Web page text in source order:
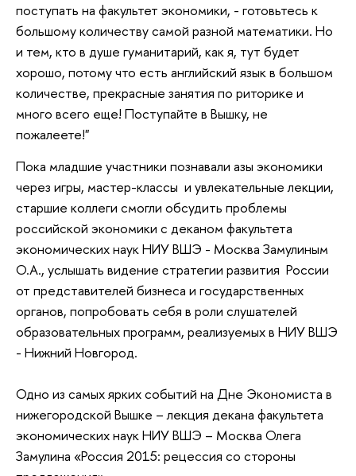
поступать на факультет экономики, - готовьтесь к
большому количеству самой разной математики. Но
и тем, кто в душе гуманитарий, как я, тут будет
хорошо, потому что есть английский язык в большом
количестве, прекрасные занятия по риторике и
много всего еще! Поступайте в Вышку, не
пожалеете!"
Пока младшие участники познавали азы экономики
через игры, мастер-классы и увлекательные лекции,
старшие коллеги смогли обсудить проблемы
российской экономики с деканом факультета
экономических наук НИУ ВШЭ - Москва Замулиным
О.А., услышать видение стратегии развития России
от представителей бизнеса и государственных
органов, попробовать себя в роли слушателей
образовательных программ, реализуемых в НИУ ВШЭ
- Нижний Новгород.
Одно из самых ярких событий на Дне Экономиста в
нижегородской Вышке – лекция декана факультета
экономических наук НИУ ВШЭ – Москва Олега
Замулина «Россия 2015: рецессия со стороны